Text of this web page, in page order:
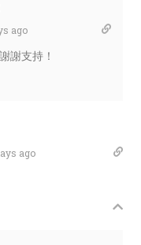
ago
謝支持！
ago